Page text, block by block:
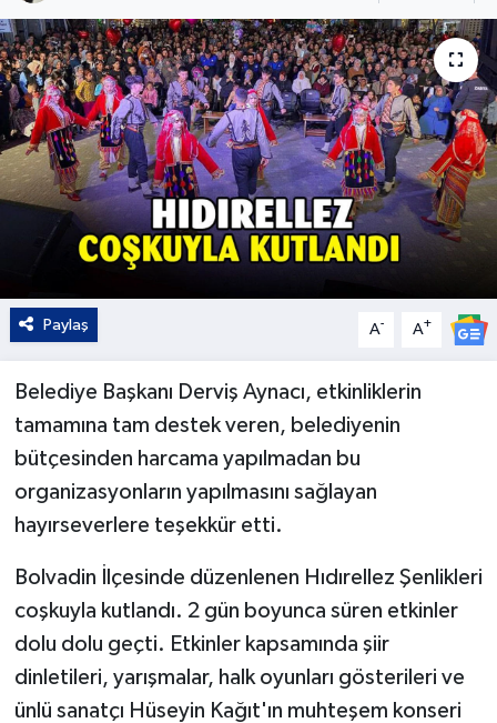
Paylaş A- A+
Belediye Başkanı Derviş Aynacı, etkinliklerin
tamamına tam destek veren, belediyenin
bütçesinden harcama yapılmadan bu
organizasyonların yapılmasını sağlayan
hayırseverlere teşekkür etti.
Bolvadin İlçesinde düzenlenen Hıdırellez Şenlikleri
coşkuyla kutlandı. 2 gün boyunca süren etkinler
dolu dolu geçti. Etkinler kapsamında şiir
dinletileri, yarışmalar, halk oyunları gösterileri ve
ünlü sanatçı Hüseyin Kağıt'ın muhteşem konseri
Teknoloji
Kültür - Sanat
Yaşam
Haber Arşivi